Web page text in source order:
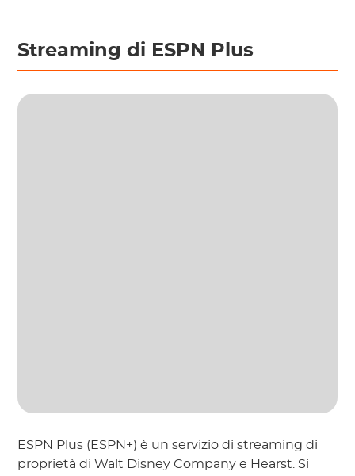
Streaming di ESPN Plus
ESPN Plus (ESPN+) è un servizio di streaming di
proprietà di Walt Disney Company e Hearst. Si